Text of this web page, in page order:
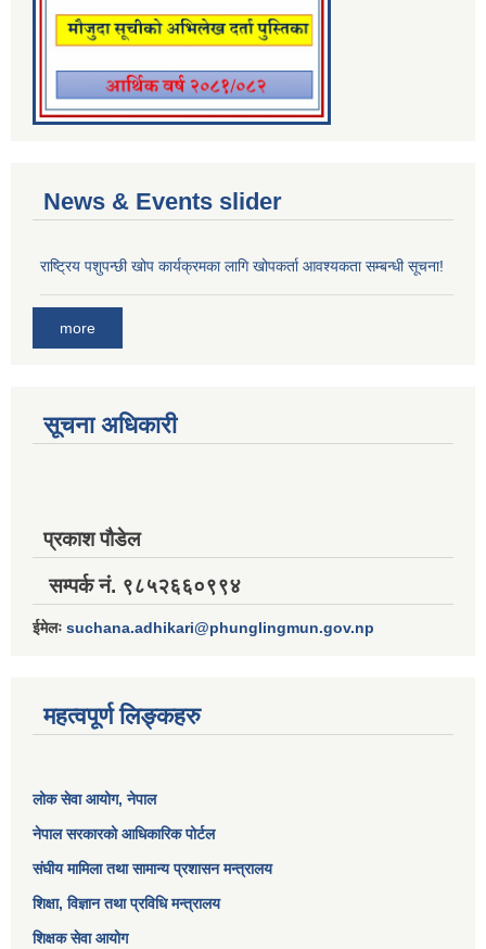
News & Events slider
राष्ट्रिय पशुपन्छी खोप कार्यक्रमका लागि खोपकर्ता आवश्यकता सम्बन्धी सूचना!
more
सूचना अधिकारी
प्रकाश पौडेल
सम्पर्क नं. ९८५२६६०९९४
ईमेलः suchana.adhikari@phunglingmun.gov.np
महत्वपूर्ण लिङ्कहरु
लोक सेवा आयोग, नेपाल
नेपाल सरकारको आधिकारिक पोर्टल
संघीय मामिला तथा सामान्य प्रशासन मन्त्रालय
शिक्षा, विज्ञान तथा प्रविधि मन्त्रालय
शिक्षक सेवा आयोग